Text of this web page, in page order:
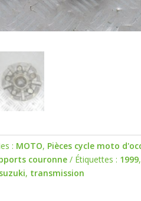
: MOTO, Pièces cycle moto
couronne Étiquettes : 1999,
suzuki, transmission